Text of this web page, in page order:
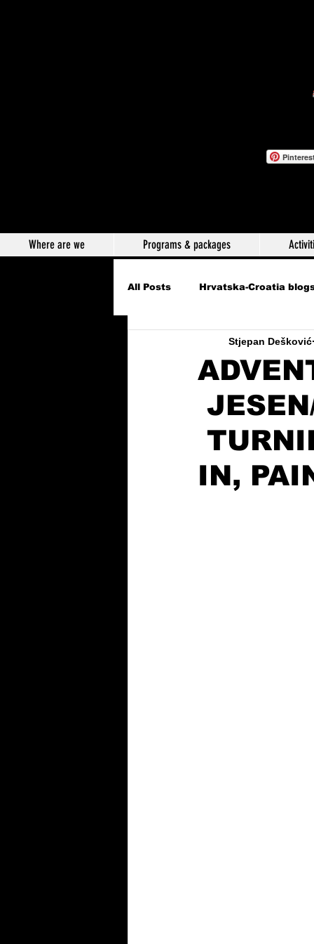
Where are we Programs & packages
All Posts Hrvatska-Croatia
IN,
Stjepan Dešković